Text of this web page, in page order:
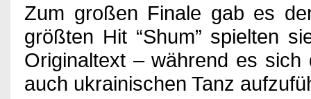
Zum großen Finale gab es
größten Hit “Shum” spielten
Originaltext – während es
auch ukrainischen Tanz